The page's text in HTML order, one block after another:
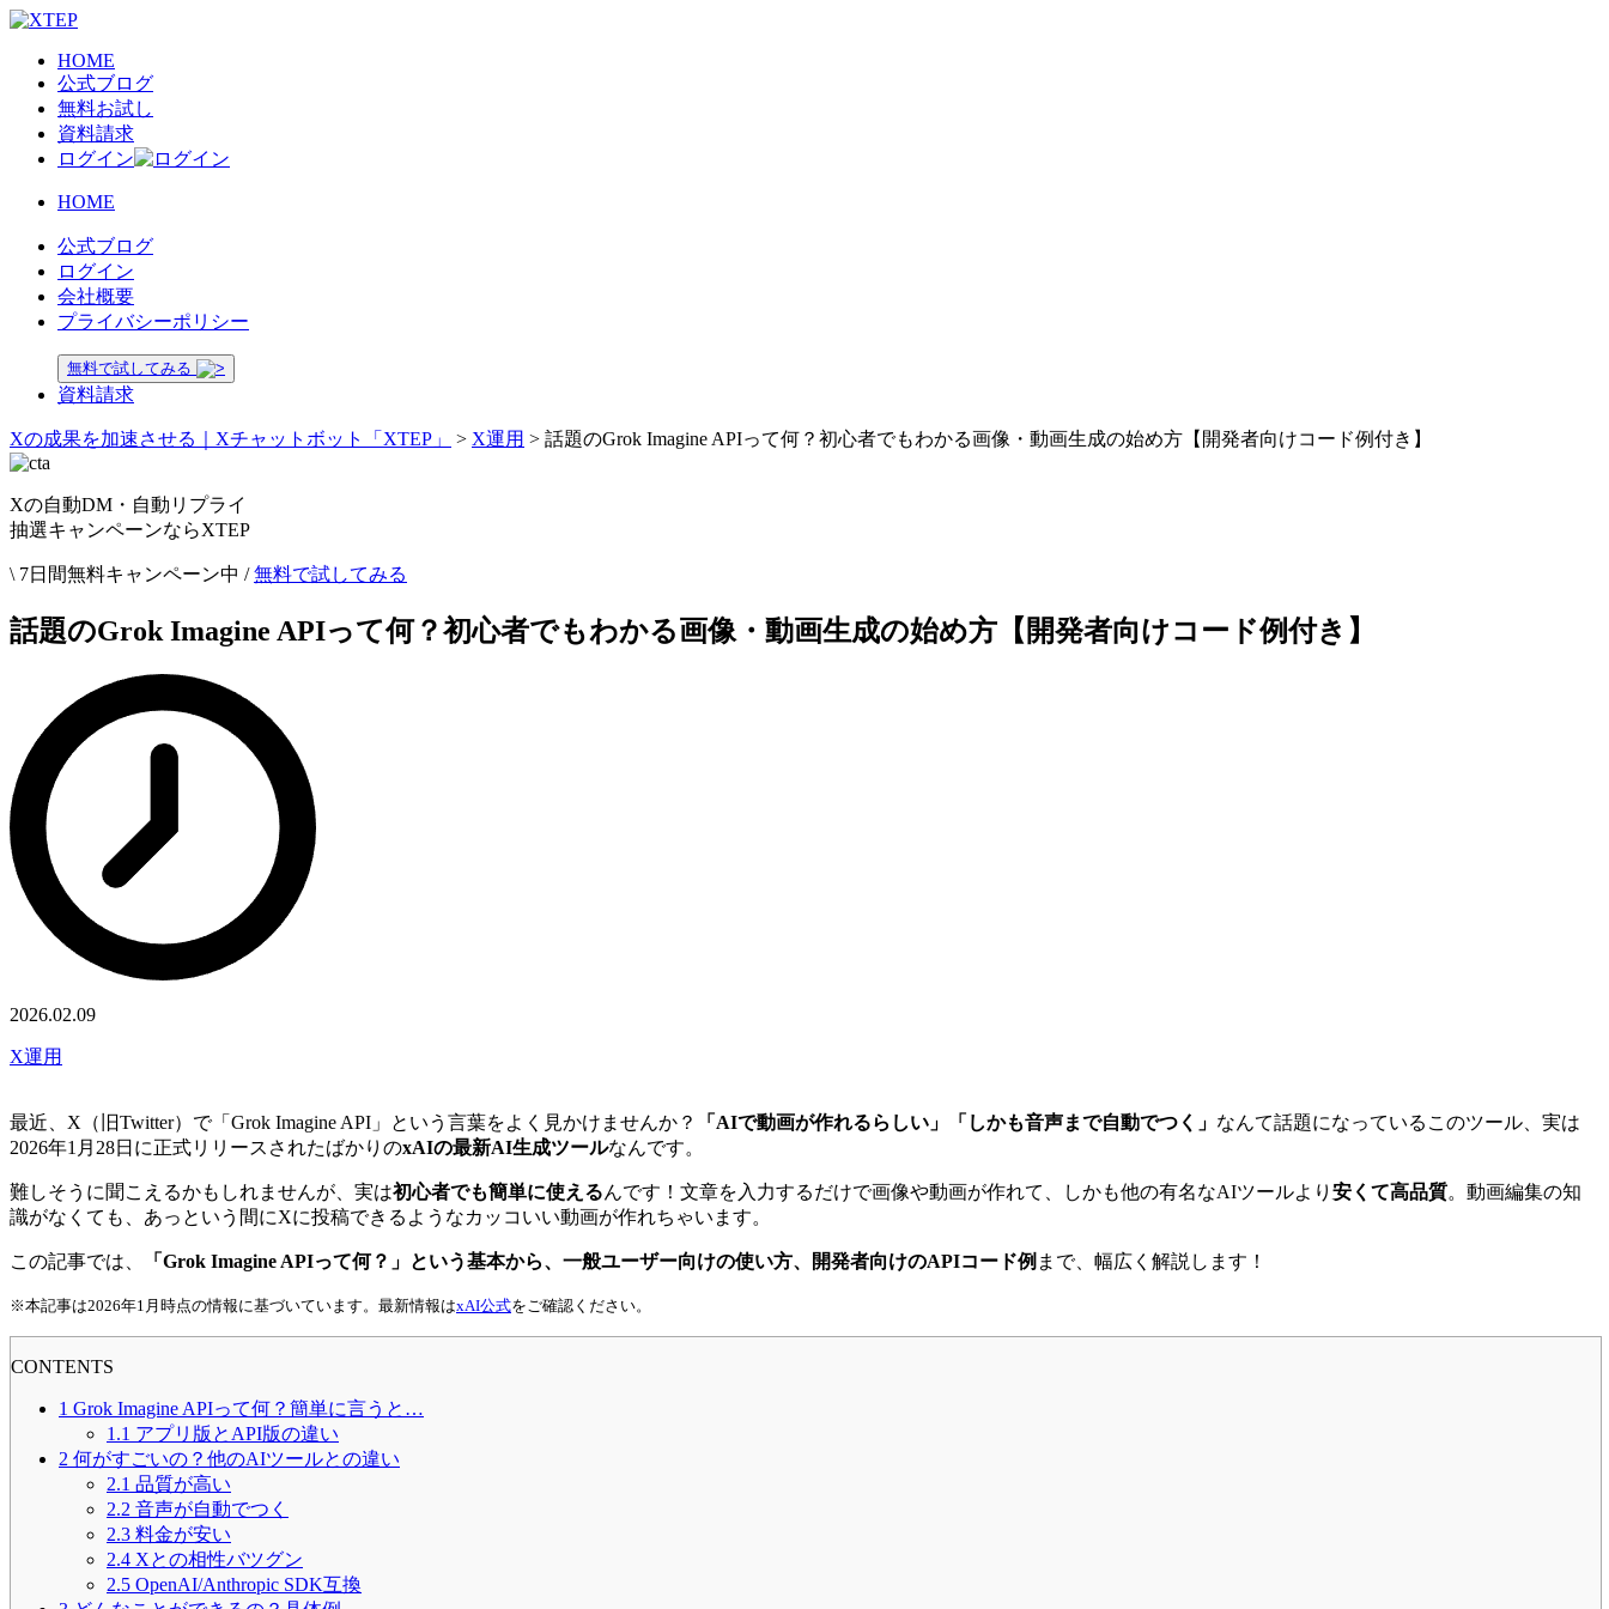
HOME
公式ブログ
無料お試し
資料請求
ログイン
HOME
公式ブログ
ログイン
会社概要
プライバシーポリシー
無料で試してみる
資料請求
Xの成果を加速させる｜Xチャットボット「XTEP」 > X運用 > 話題のGrok Imagine APIって何？初心者でもわかる画像・動画生成の始め方【開発者向けコード例付き】
Xの自動DM・自動リプライ
抽選キャンペーンならXTEP
\ 7日間無料キャンペーン中 / 無料で試してみる
話題のGrok Imagine APIって何？初心者でもわかる画像・動画生成の始め方【開発者向けコード例付き】
2026.02.09
X運用
最近、X（旧Twitter）で「Grok Imagine API」という言葉をよく見かけませんか？ 「AIで動画が作れるらしい」「しかも音声まで自動でつく」 なんて話題になっているこのツール、実は
2026年1月28日に正式リリースされたばかりのxAIの最新AI生成ツールなんです。
難しそうに聞こえるかもしれませんが、実は初心者でも簡単に使えるんです！文章を入力するだけで画像や動画が作れて、しかも他の有名なAIツールより 安くて高品質。動画編集の知
識がなくても、あっという間にXに投稿できるようなカッコいい動画が作れちゃいます。
この記事では、 「Grok Imagine APIって何？」という基本から、一般ユーザー向けの使い方、開発者向けのAPIコード例 まで、幅広く解説します！
※本記事は2026年1月時点の情報に基づいています。最新情報はxAI公式をご確認ください。
CONTENTS
1 Grok Imagine APIって何？簡単に言うと…
1.1 アプリ版とAPI版の違い
2 何がすごいの？他のAIツールとの違い
2.1 品質が高い
2.2 音声が自動でつく
2.3 料金が安い
2.4 Xとの相性バツグン
2.5 OpenAI/Anthropic SDK互換